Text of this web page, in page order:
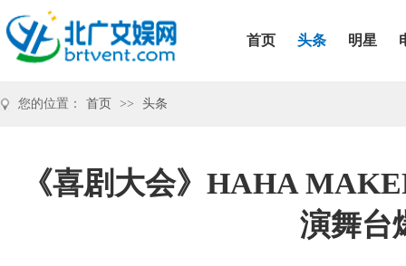
首页 头条 明星
您的位置： 首页 >> 头条
《喜剧大会》HAHA
演舞台